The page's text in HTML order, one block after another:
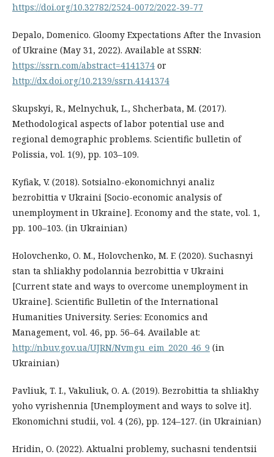
https://doi.org/10.32782/2524-0072/2022-39-77
Depalo, Domenico. Gloomy Expectations After the Invasion
of Ukraine (May 31, 2022). Available at SSRN:
https://ssrn.com/abstract=4141374 or
http://dx.doi.org/10.2139/ssrn.4141374
Skupskyi, R., Melnychuk, L., Shcherbata, M. (2017).
Methodological aspects of labor potential use and
regional demographic problems. Scientific bulletin of
Polissia, vol. 1(9), pp. 103–109.
Kyfiak, V. (2018). Sotsialno-ekonomichnyi analiz
bezrobittia v Ukraini [Socio-economic analysis of
unemployment in Ukraine]. Economy and the state, vol. 1,
pp. 100–103. (in Ukrainian)
Holovchenko, O. M., Holovchenko, M. F. (2020). Suchasnyi
stan ta shliakhy podolannia bezrobittia v Ukraini
[Current state and ways to overcome unemployment in
Ukraine]. Scientific Bulletin of the International
Humanities University. Series: Economics and
Management, vol. 46, pp. 56–64. Available at:
http://nbuv.gov.ua/UJRN/Nvmgu_eim_2020_46_9 (in
Ukrainian)
Pavliuk, T. I., Vakuliuk, O. A. (2019). Bezrobittia ta shliakhy
yoho vyrishennia [Unemployment and ways to solve it].
Ekonomichni studii, vol. 4 (26), pp. 124–127. (in Ukrainian)
Hridin, O. (2022). Aktualni problemy, suchasni tendentsii